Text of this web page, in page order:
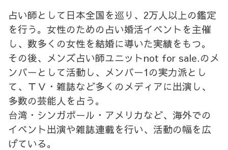
占い師として日本全国を巡り、2万人以上の鑑定
を行う。女性のための占い婚活イベントを主催
し、数多くの女性を結婚に導いた実績をもつ。
その後、メンズ占い師ユニットnot for sale.のメ
ンバーとして活動し、メンバー1の実力派とし
て、ＴＶ・雑誌など多くのメディアに出演し、
多数の芸能人を占う。
台湾・シンガポール・アメリカなど、海外での
イベント出演や雑誌連載を行い、活動の幅を広
げている。